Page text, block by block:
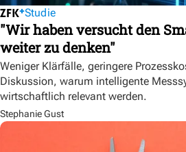
Studie
"Wir haben versucht den
weiter zu denken"
Weniger Klärfälle, geringere
Diskussion, warum intelligente
wirtschaftlich relevant werden.
Stephanie Gust